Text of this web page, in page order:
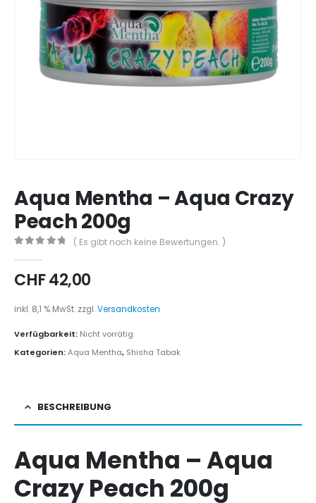
Aqua Mentha – Aqua Crazy
Peach 200g
( Es gibt noch keine Bewertungen. )
CHF42,00
inkl. 8,1 % MwSt. zzgl.Versandkosten
Verfügbarkeit: Nicht vorrätig
Kategorien:Aqua Mentha, Shisha Tabak
BESCHREIBUNG
Aqua Mentha – Aqua
Crazy Peach 200g